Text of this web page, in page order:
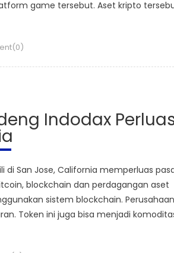
game tersebut. Aset kripto
Indodax
San Jose, California memperluas
blockchain dan perdagangan aset
sistem blockchain. Perusahaan
Token ini juga bisa menjadi